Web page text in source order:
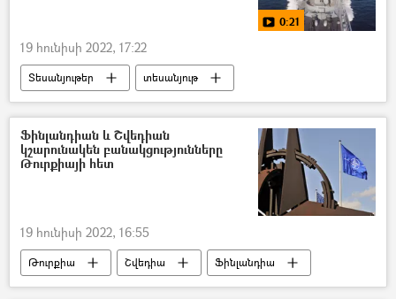
0:21
19 հունիսի 2022, 17:22
Տեսանյութեր
տեսանյութ
Ուկրաինա
Ռուսաստան
Պատերազմ
Ֆինլանդիան և Շվեդիան
կշարունակեն բանակցությունները
Թուրքիայի հետ
19 հունիսի 2022, 16:55
Թուրքիա Շվեդիա
Ֆինլանդիա
ՆԱՏՕ